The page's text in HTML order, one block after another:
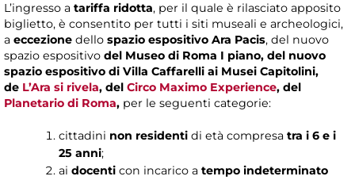
L’ingresso a tariffa ridotta, per il quale è rilasciato apposito
biglietto, è consentito per tutti i siti museali e archeologici,
a eccezione dello spazio espositivo Ara Pacis, del nuovo
spazio espositivo del Museo di Roma I piano, del nuovo
spazio espositivo di Villa Caffarelli ai Musei Capitolini,
de L’Ara si rivela, del Circo Maximo Experience, del
Planetario di Roma, per le seguenti categorie:
cittadini non residentidi età compresa tra i 6 e i
25 anni;
ai docenticon incarico a tempo indeterminato